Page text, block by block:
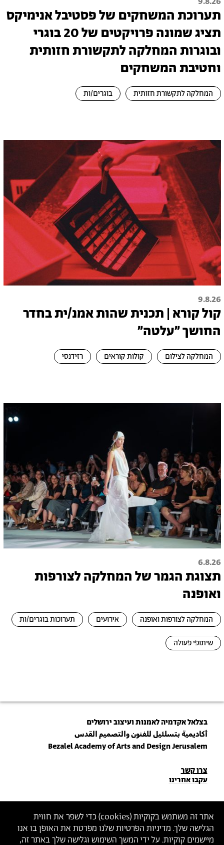
אתר זה משתמש בקוקיות (cookies) כדי לשפר את חווית
הגלישה שלך. מדיניות הפרטיות שלנו מפרטת את האופן בו אנו
מיישמים קוקיות. על ידי המשך השימוש וגלישה שלך באתר זה,
תערוכת המשחקים של פסטיבל אנימיקס
תציג שמונה פרויקטים של 20 בוגרי
ובוגרות המחלקה לתקשורת חזותית
וחטיבת המשחקים
המחלקה לתקשורת חזותית בוגרים/ות
9.8.26
קול קורא | תכנית שהות אמנ/ית בחדר
החושך ״עלטה"
המחלקה לצילום קולות קוראים רזידנסי
6.8.26
תצוגת הגמר של המחלקה לצורפות
ואופנה
המחלקה לצורפות ואופנה אירועים תערוכות בוגרים/ות
שיתופי פעולה
בצלאל אקדמיה לאמנות ועיצוב ירושלים
أكاديمية بتسلئيل للفنون والتصميم القدس
Bezalel Academy of Arts and Design Jerusalem
פרטי
יצירת
קשר
צרו קשר
עקבו אחרינו
הצטרפו לניוזלטר שלנו
הכניסו כתובת מייל
ההצטרפות מהווה הסכמה למדיניות הפרטיות ול תנאי השימוש של בצלאל